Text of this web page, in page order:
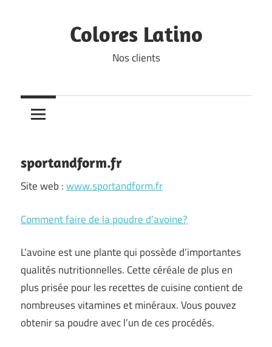
Colores Latino
Nos clients
sportandform.fr
Site web :www.sportandform.fr
Comment faire de la poudre d’avoine?
L’avoine est une plante qui possède d’importantes
qualités nutritionnelles. Cette céréale de plus en
plus prisée pour les recettes de cuisine contient de
nombreuses vitamines et minéraux. Vous pouvez
obtenir sa poudre avec l’un de ces procédés.